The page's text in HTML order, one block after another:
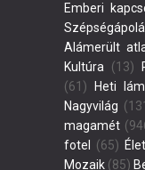
Emberi
Alámerült
Kultúra (13)
(61)
Heti
Nagyvilág
magamét
fotel
(65)
Mozaik (85)